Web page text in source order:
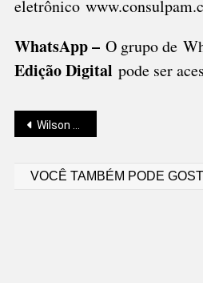
eletrônico
WhatsApp – O grupo de
Edição Digital pode ser
Wilson de Oliveira Neto: SÃO BENTO DO SUL E A IMIGRAÇÃO NO BRASIL
VOCÊ TAMBÉM PODE